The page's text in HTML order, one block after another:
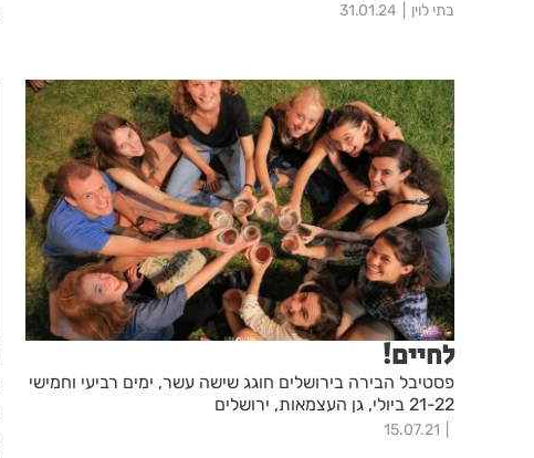
בתי לוין 31.01.24
לחיים!
פסטיבל הבירה בירושלים חוגג שישה עשר, ימים רביעי וחמישי
21-22 ביולי, גן העצמאות, ירושלים
15.07.21